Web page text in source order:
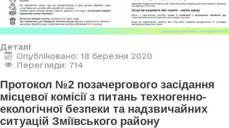
Деталі
Опубліковано: 18 березня 2020
Перегляди: 714
Протокол №2 позачергового засідання
місцевої комісії з питань техногенно-
екологічної безпеки та надзвичайних
ситуацій Зміївського району